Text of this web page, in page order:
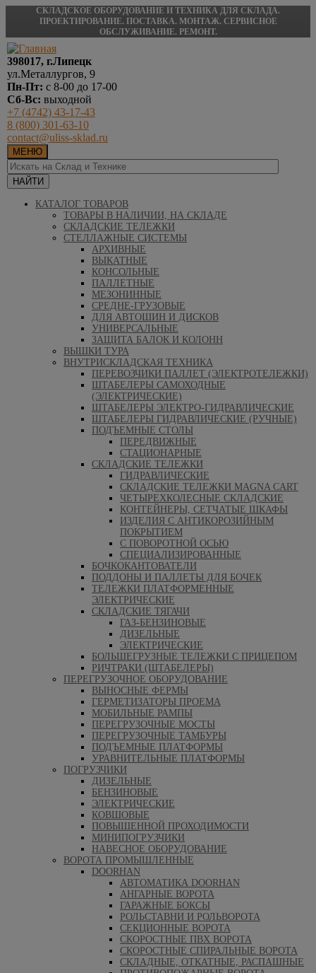
СКЛАДСКОЕ ОБОРУДОВАНИЕ И ТЕХНИКА ДЛЯ СКЛАДА.
ПРОЕКТИРОВАНИЕ. ПОСТАВКА. МОНТАЖ. СЕРВИСНОЕ
ОБСЛУЖИВАНИЕ. РЕМОНТ.
398017, г.Липецк
ул.Металлургов, 9
Пн-Пт: с 8-00 до 17-00
Сб-Вс: выходной
+7 (4742) 43-17-43
8 (800) 301-63-10
contact@uliss-sklad.ru
МЕНЮ
КАТАЛОГ ТОВАРОВ
ТОВАРЫ В НАЛИЧИИ, НА СКЛАДЕ
СКЛАДСКИЕ ТЕЛЕЖКИ
СТЕЛЛАЖНЫЕ СИСТЕМЫ
АРХИВНЫЕ
ВЫКАТНЫЕ
КОНСОЛЬНЫЕ
ПАЛЛЕТНЫЕ
МЕЗОНИННЫЕ
СРЕДНЕ-ГРУЗОВЫЕ
ДЛЯ АВТОШИН И ДИСКОВ
УНИВЕРСАЛЬНЫЕ
ЗАЩИТА БАЛОК И КОЛОНН
ВЫШКИ ТУРА
ВНУТРИСКЛАДСКАЯ ТЕХНИКА
ПЕРЕВОЗЧИКИ ПАЛЛЕТ (ЭЛЕКТРОТЕЛЕЖКИ)
ШТАБЕЛЕРЫ САМОХОДНЫЕ
(ЭЛЕКТРИЧЕСКИЕ)
ШТАБЕЛЕРЫ ЭЛЕКТРО-ГИДРАВЛИЧЕСКИЕ
ШТАБЕЛЕРЫ ГИДРАВЛИЧЕСКИЕ (РУЧНЫЕ)
ПОДЪЕМНЫЕ СТОЛЫ
ПЕРЕДВИЖНЫЕ
СТАЦИОНАРНЫЕ
СКЛАДСКИЕ ТЕЛЕЖКИ
ГИДРАВЛИЧЕСКИЕ
СКЛАДСКИЕ ТЕЛЕЖКИ MAGNA CART
ЧЕТЫРЕХКОЛЕСНЫЕ СКЛАДСКИЕ
КОНТЕЙНЕРЫ, СЕТЧАТЫЕ ШКАФЫ
ИЗДЕЛИЯ С АНТИКОРОЗИЙНЫМ
ПОКРЫТИЕМ
С ПОВОРОТНОЙ ОСЬЮ
СПЕЦИАЛИЗИРОВАННЫЕ
БОЧКОКАНТОВАТЕЛИ
ПОДДОНЫ И ПАЛЛЕТЫ ДЛЯ БОЧЕК
ТЕЛЕЖКИ ПЛАТФОРМЕННЫЕ
ЭЛЕКТРИЧЕСКИЕ
СКЛАДСКИЕ ТЯГАЧИ
ГАЗ-БЕНЗИНОВЫЕ
ДИЗЕЛЬНЫЕ
ЭЛЕКТРИЧЕСКИЕ
БОЛЬШЕГРУЗНЫЕ ТЕЛЕЖКИ С ПРИЦЕПОМ
РИЧТРАКИ (ШТАБЕЛЕРЫ)
ПЕРЕГРУЗОЧНОЕ ОБОРУДОВАНИЕ
ВЫНОСНЫЕ ФЕРМЫ
ГЕРМЕТИЗАТОРЫ ПРОЕМА
МОБИЛЬНЫЕ РАМПЫ
ПЕРЕГРУЗОЧНЫЕ МОСТЫ
ПЕРЕГРУЗОЧНЫЕ ТАМБУРЫ
ПОДЪЕМНЫЕ ПЛАТФОРМЫ
УРАВНИТЕЛЬНЫЕ ПЛАТФОРМЫ
ПОГРУЗЧИКИ
ДИЗЕЛЬНЫЕ
БЕНЗИНОВЫЕ
ЭЛЕКТРИЧЕСКИЕ
КОВШОВЫЕ
ПОВЫШЕННОЙ ПРОХОДИМОСТИ
МИНИПОГРУЗЧИКИ
НАВЕСНОЕ ОБОРУДОВАНИЕ
ВОРОТА ПРОМЫШЛЕННЫЕ
DOORHAN
АВТОМАТИКА DOORHAN
АНГАРНЫЕ ВОРОТА
ГАРАЖНЫЕ БОКСЫ
РОЛЬСТАВНИ И РОЛЬВОРОТА
СЕКЦИОННЫЕ ВОРОТА
СКОРОСТНЫЕ ПВХ ВОРОТА
СКОРОСТНЫЕ СПИРАЛЬНЫЕ ВОРОТА
СКЛАДНЫЕ, ОТКАТНЫЕ, РАСПАШНЫЕ